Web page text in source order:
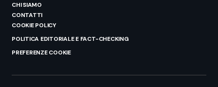
CHI SIAMO
CONTATTI
COOKIE POLICY
POLITICA EDITORIALE E FACT-CHECKING
PREFERENZE COOKIE